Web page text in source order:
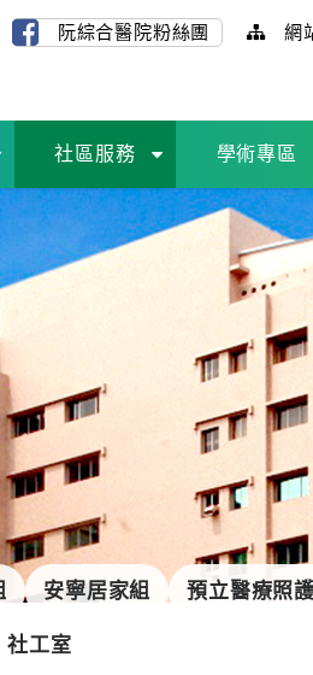
阮綜合醫院粉絲團 網
社區服務 學術專區
安寧居家組 預立醫療照
社工室